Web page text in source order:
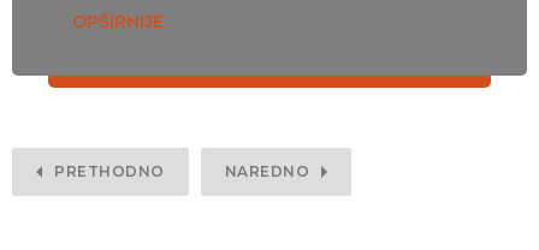
OPŠIRNIJE
PRETHODNO NAREDNO